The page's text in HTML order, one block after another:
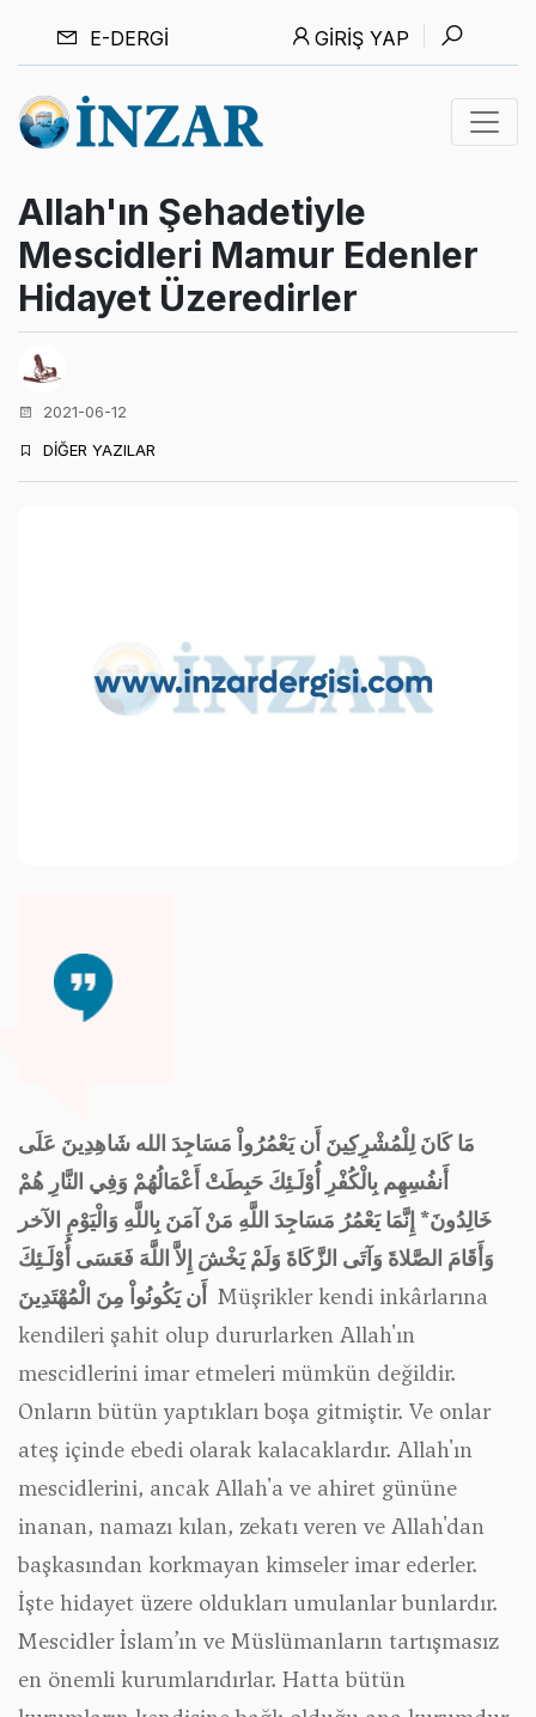
E-DERGI GIRIŞ YAP
Allah'ın Şehadetiyle
Mescidleri Mamur Edenler
Hidayet Üzeredirler
2021-06-12
DİĞER YAZILAR
مَا كَانَ لِلْمُشْرِكِينَ أَن يَعْمُرُواْ مَسَاجِدَ الله شَاهِدِينَ عَلَى
أَنفُسِهِم بِالْكُفْرِ أُوْلَـئِكَ حَبِطَتْ أَعْمَالُهُمْ وَفِي النَّارِ هُمْ
خَالِدُونَ* إِنَّمَا يَعْمُرُ مَسَاجِدَ اللَّهِ مَنْ آمَنَ بِاللَّهِ وَالْيَوْمِ الآخر
وَأَقَامَ الصَّلاةَ وَآتَى الزَّكَاةَ وَلَمْ يَخْشَ إِلاَّ اللَّهَ فَعَسَى أُوْلَـئِكَ
أَن يَكُونُواْ مِنَ الْمُهْتَدِينَ Müşrikler kendi inkârlarına
kendileri şahit olup dururlarken Allah'ın
mescidlerini imar etmeleri mümkün değildir.
Onların bütün yaptıkları boşa gitmiştir. Ve onlar
ateş içinde ebedi olarak kalacaklardır. Allah'ın
mescidlerini, ancak Allah'a ve ahiret gününe
inanan, namazı kılan, zekatı veren ve Allah'dan
başkasından korkmayan kimseler imar ederler.
İşte hidayet üzere oldukları umulanlar bunlardır.
Mescidler İslam’ın ve Müslümanların tartışmasız
en önemli kurumlarıdırlar. Hatta bütün